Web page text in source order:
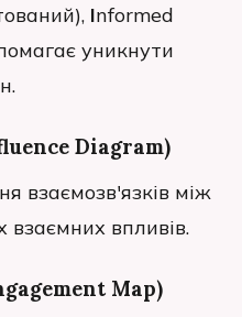
Informed
уникнути
Diagram)
взаємозв'язків між
взаємних впливів.
Map)